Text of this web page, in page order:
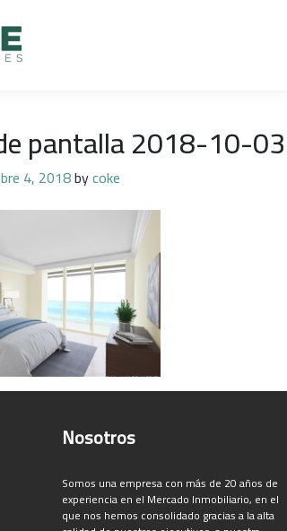
pantalla 2018-10-
4, 2018bycoke
Nosotros
Somos una empresa con más de 20 años de
experiencia en el Mercado Inmobiliario, en el
que nos hemos consolidado gracias a la alta